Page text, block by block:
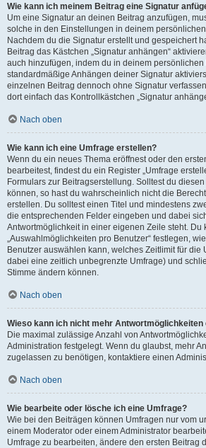
Wie kann ich meinem Beitrag eine Signatur
Um eine Signatur an deinen Beitrag anzufügen,
solche in den Einstellungen in deinem
Nachdem du die Signatur erstellt und gespeichert
Beitrag das Kästchen „Signatur anhängen“
auch hinzufügen, indem du in deinem persönlichen
standardmäßige Anhängen deiner Signatur
einzelnen Beitrag dennoch ohne Signatur
dort einfach das Kontrollkästchen „Signatur
Nach oben
Wie kann ich eine Umfrage erstellen?
Wenn du ein neues Thema eröffnest oder den
bearbeitest, findest du ein Register „Umfrage
Formulars zur Beitragserstellung. Solltest du
können, so hast du wahrscheinlich nicht die
erstellen. Du solltest einen Titel und mindestens
die entsprechenden Felder eingeben und dabei
Antwortmöglichkeit in einer eigenen Zeile steht. Du
„Auswahlmöglichkeiten pro Benutzer“ festlegen,
Benutzer auswählen kann, welches Zeitlimit für die
dabei eine zeitlich unbegrenzte Umfrage) und
Stimme ändern können.
Nach oben
Wieso kann ich nicht mehr Antwortmöglichkeiten
Die maximal zulässige Anzahl von
Administration festgelegt. Wenn du glaubst, mehr
zugelassen zu benötigen, kontaktiere einen
Nach oben
Wie bearbeite oder lösche ich eine Umfrage?
Wie bei den Beiträgen können Umfragen nur vom
einem Moderator oder einem Administrator
Umfrage zu bearbeiten, ändere den ersten Beitrag